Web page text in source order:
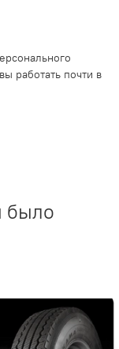
работать почти в
было